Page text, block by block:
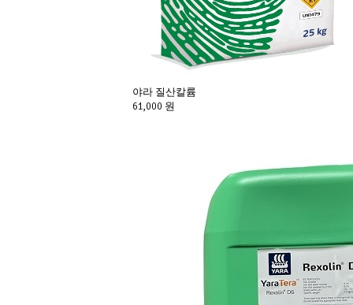
야라 질산칼륨
61,000 원